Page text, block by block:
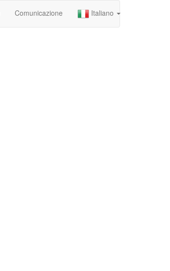
Comunicazione Italiano